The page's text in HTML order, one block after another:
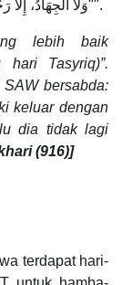
"وَلاَ الجِهَادُ، إِلَّا رَجُلٌ خَرَجَ يُخَاطِرُ بِنَفْسِهِ وَمَالِهِ، فَلَمْ يَرْجِعْ بِشَيْءٍ".
lebih baik
Tasyriq)”.
bersabda:
keluar dengan
dia tidak lagi
(916)]
terdapat hari-